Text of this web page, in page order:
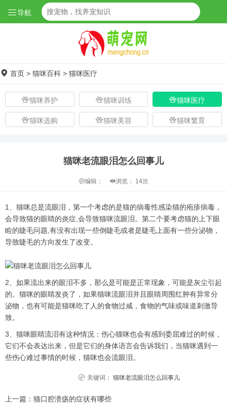
导航
首页 > 猫咪百科 > 猫咪医疗
猫咪养护 猫咪训练 猫咪医疗
猫咪选购 猫咪美容 猫咪繁育
猫咪老流眼泪怎么回事儿
编辑： 浏览： 14次
1、猫咪总是流眼泪，第一个考虑的是猫的病毒性感染猫的疱疹病毒，
会导致猫的眼睛的炎症,会导致猫咪流眼泪。第二个要考虑猫的上下眼
睑的睫毛问题,有没有出现一些倒睫毛或者是睫毛上面有一些分泌物，
导致睫毛的方向发生了改变。
2、如果流出来的眼泪不多，那么是可能是正常现象，可能是灰尘引起
的。猫咪的眼睛发炎了，如果猫咪流眼泪并且眼睛周围红肿有异常分
泌物，也有可能是猫咪吃了人的食物过咸，食物的气味或味道刺激导
致。
3、猫咪眼睛流泪有这种情况：伤心猫咪也会有感到委屈难过的时候，
它们不会表达出来，但是它们的身体语言会告诉我们，当猫咪遇到一
些伤心难过事情的时候，猫咪也会流眼泪。
关键词： 猫咪老流眼泪怎么回事儿
上一篇： 猫口腔溃疡的症状有哪些